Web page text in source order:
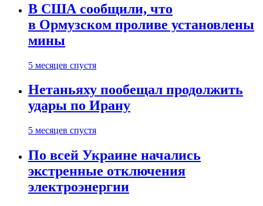
В США сообщили, что
в Ормузском проливе установлены
мины
5 месяцев спустя
Нетаньяху пообещал продолжить
удары по Ирану
5 месяцев спустя
По всей Украине начались
экстренные отключения
электроэнергии